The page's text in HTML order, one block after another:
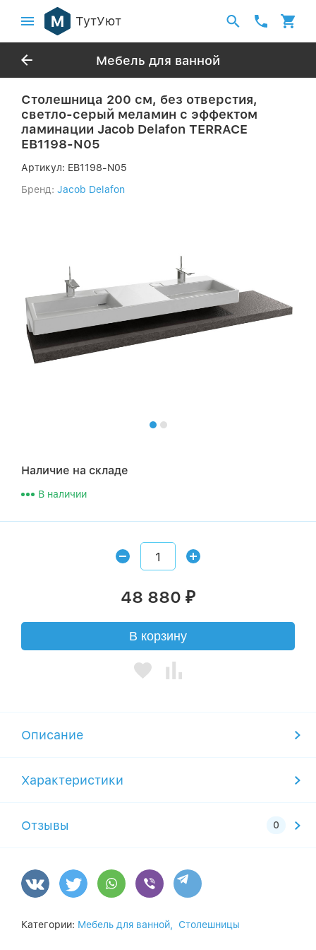
ТутУют
Мебель для ванной
Столешница 200 см, без отверстия,
светло-серый меламин с эффектом
ламинации Jacob Delafon TERRACE
EB1198-N05
Артикул: EB1198-N05
Бренд: Jacob Delafon
Наличие на складе
В наличии
48 880 ₽
В корзину
Описание
Характеристики
Отзывы
Категории: Мебель для ванной, Столешницы